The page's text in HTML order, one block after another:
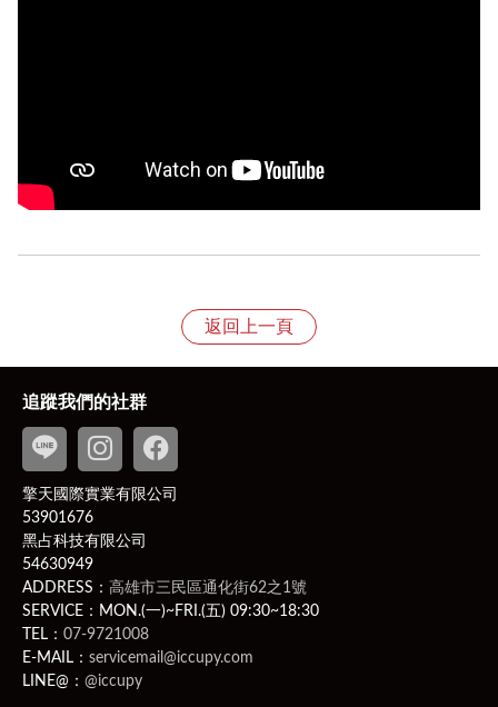
1、依照《消費者保護法》規定，收到產品後享有七天的
猶豫期，特別提醒猶豫期非試用期，故產品經拆封恕不接
受退貨；
貨需返回齊全配件、完整包裝（包括產品、吊牌未剪、附
貌及完整性）的狀態寄回，若違反該項條件，將影響您退
換貨權益。
PS此商品為客製化商品：客製化商品並無7日無條件退貨
的權利。除非商品有瑕疵，否則應履行契約，若不取貨付
款則可能有違約問題，而賣家可就運費、商品價金向買家
提出民事訴訟。
相關問題請洽客服聯繫LINE ID：@iccupy
購人之以下四樣購買相關證明（訂購編號、訂購人姓名、
電話、電子發票）。
2、新品瑕疵、運送瑕疵和非人為損壞者，收到商品次日
返回上一頁
追蹤我們的社群
擎天國際實業有限公司
53901676
黑占科技有限公司
54630949
ADDRESS： 高雄市三民區通化街62之1號
SERVICE：MON.(一)~FRI.(五) 09:30~18:30
TEL： 07-9721008
E-MAIL： servicemail@iccupy.com
LINE@： @iccupy